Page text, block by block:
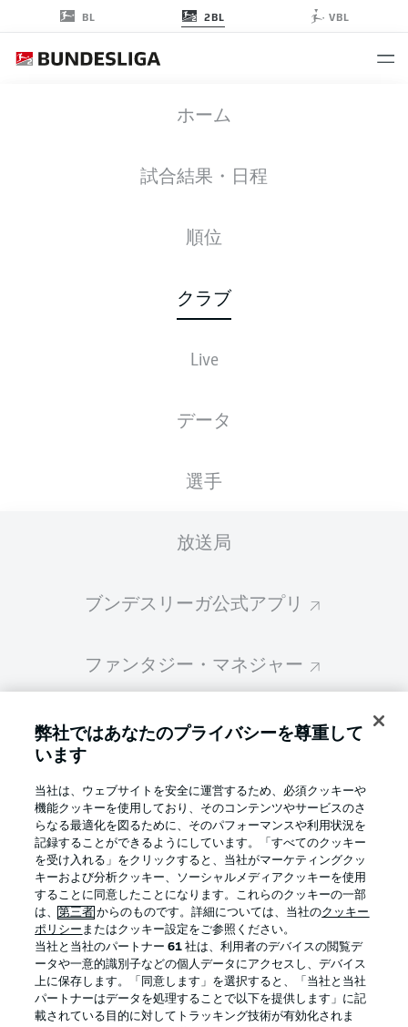
BL 2BL VBL
ホーム
試合結果・日程
順位
クラブ
Live
データ
選手
放送局
ブンデスリーガ公式アプリ
ファンタジー・マネジャー
BUNDESLIGA-GROUP
言語をお選びください
日本語 Display Mode
ログイン
HEIDENHEIM ニュース
1STレグ、ブ
レーメンが本
2018/19シー
ズンのDFB杯
み合わせが決
Football as it's meant to be
弊社ではあなたのプライバシーを尊重して
います
当社は、ウェブサイトを安全に運営するため、必須クッキーや
機能クッキーを使用しており、そのコンテンツやサービスのさ
らなる最適化を図るために、そのパフォーマンスや利用状況を
記録することができるようにしています。「すべてのクッキー
を受け入れる」をクリックすると、当社がマーケティングクッ
キーおよび分析クッキー、ソーシャルメディアクッキーを使用
することに同意したことになります。これらのクッキーの一部
は、第三者 からのものです。詳細については、当社のクッキー
ポリシー またはクッキー設定をご参照ください。
当社と当社のパートナー61 社は、利用者のデバイスの閲覧デ
ータや一意的識別子などの個人データにアクセスし、デバイス
上に保存します。「同意します」を選択すると、「当社と当社
パートナーはデータを処理することで以下を提供します」に記
載されている目的に対してトラッキング技術が有効化されま